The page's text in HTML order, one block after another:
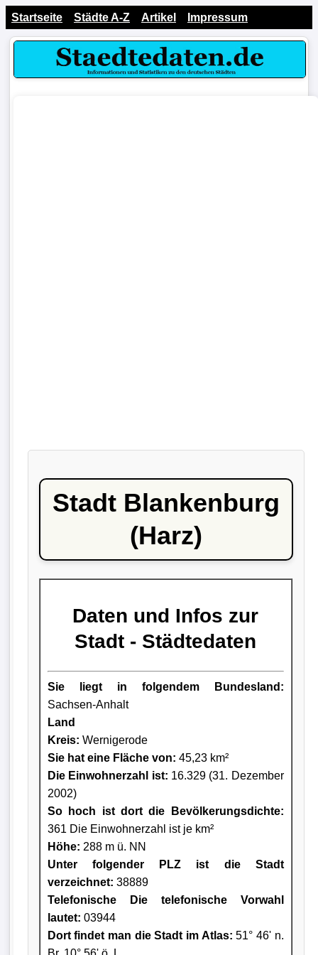
Startseite Städte A-Z Artikel Impressum
Stadt Blankenburg
(Harz)
Daten und Infos zur
Stadt - Städtedaten
Sie liegt in folgendem Bundesland:
Sachsen-Anhalt
Land
Kreis: Wernigerode
Sie hat eine Fläche von: 45,23 km²
Die Einwohnerzahl ist: 16.329 (31. Dezember
2002)
So hoch ist dort die Bevölkerungsdichte:
361 Die Einwohnerzahl ist je km²
Höhe: 288 m ü. NN
Unter folgender PLZ ist die Stadt
verzeichnet: 38889
Telefonische Die telefonische Vorwahl
lautet: 03944
Dort findet man die Stadt im Atlas: 51° 46' n.